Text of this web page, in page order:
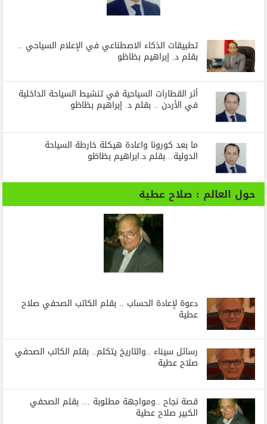
تطبيقات الذكاء الاصطناعي في الإعلام السياحي ..
بقلم د. إبراهيم بظاظو
أثر القطارات السياحية في تنشيط السياحة الداخلية
في الأردن .. بقلم د. إبراهيم بظاظو
ما بعد كورونا واعادة هيكلة خارطة السياحة
الدولية…بقلم د.ابراهيم بظاظو
حول العالم : صلاح عطية
دعوة لإعادة الحساب .. بقلم الكاتب الصحفي صلاح
عطية
رسائل‭ ‬سيناء‭.. ‬والتاريخ‭ ‬يتكلم.. بقلم الكاتب الصحفي
صلاح عطية
قصة نجاح ..ومواجهة مطلوبة … بقلم الصحفي
الكبير صلاح عطية